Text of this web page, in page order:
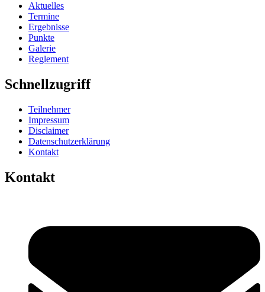
Aktuelles
Termine
Ergebnisse
Punkte
Galerie
Reglement
Schnellzugriff
Teilnehmer
Impressum
Disclaimer
Datenschutzerklärung
Kontakt
Kontakt